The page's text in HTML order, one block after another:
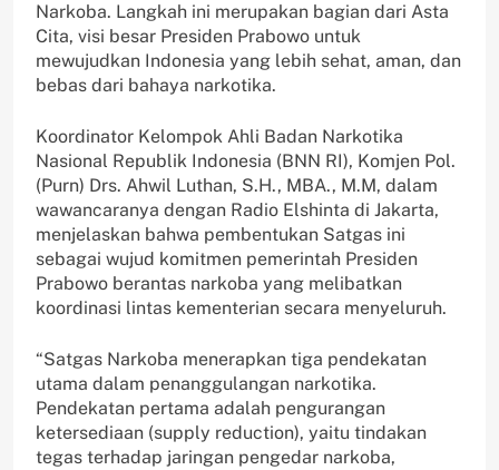
Narkoba. Langkah ini merupakan bagian dari Asta
Cita, visi besar Presiden Prabowo untuk
mewujudkan Indonesia yang lebih sehat, aman, dan
bebas dari bahaya narkotika.
Koordinator Kelompok Ahli Badan Narkotika
Nasional Republik Indonesia (BNN RI), Komjen Pol.
(Purn) Drs. Ahwil Luthan, S.H., MBA., M.M, dalam
wawancaranya dengan Radio Elshinta di Jakarta,
menjelaskan bahwa pembentukan Satgas ini
sebagai wujud komitmen pemerintah Presiden
Prabowo berantas narkoba yang melibatkan
koordinasi lintas kementerian secara menyeluruh.
“Satgas Narkoba menerapkan tiga pendekatan
utama dalam penanggulangan narkotika.
Pendekatan pertama adalah pengurangan
ketersediaan (supply reduction), yaitu tindakan
tegas terhadap jaringan pengedar narkoba,